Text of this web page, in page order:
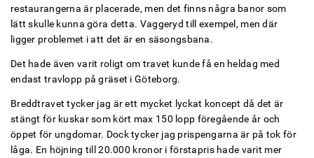
restaurangerna är placerade, men det finns några banor som
lätt skulle kunna göra detta. Vaggeryd till exempel, men där
ligger problemet i att det är en säsongsbana.
Det hade även varit roligt om travet kunde få en heldag med
endast travlopp på gräset i Göteborg.
Breddtravet tycker jag är ett mycket lyckat koncept då det är
stängt för kuskar som kört max 150 lopp föregående år och
öppet för ungdomar. Dock tycker jag prispengarna är på tok för
låga. En höjning till 20.000 kronor i förstapris hade varit mer